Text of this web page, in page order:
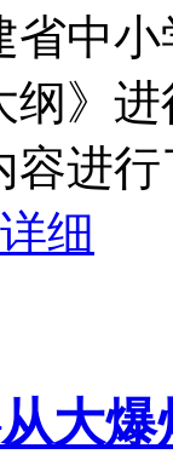
省中
》
容进
细
大爆